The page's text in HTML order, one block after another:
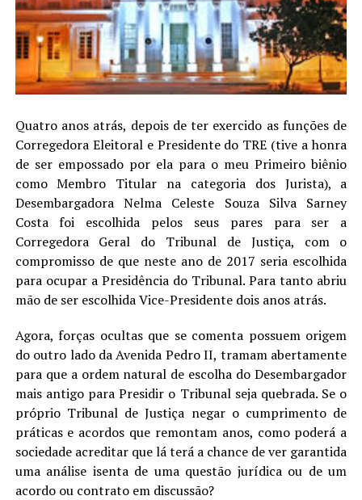
Quatro anos atrás, depois de ter exercido as funções de
Corregedora Eleitoral e Presidente do TRE (tive a honra
de ser empossado por ela para o meu Primeiro biênio
como Membro Titular na categoria dos Jurista), a
Desembargadora Nelma Celeste Souza Silva Sarney
Costa foi escolhida pelos seus pares para ser a
Corregedora Geral do Tribunal de Justiça, com o
compromisso de que neste ano de 2017 seria escolhida
para ocupar a Presidência do Tribunal. Para tanto abriu
mão de ser escolhida Vice-Presidente dois anos atrás.
Agora, forças ocultas que se comenta possuem origem
do outro lado da Avenida Pedro II, tramam abertamente
para que a ordem natural de escolha do Desembargador
mais antigo para Presidir o Tribunal seja quebrada. Se o
próprio Tribunal de Justiça negar o cumprimento de
práticas e acordos que remontam anos, como poderá a
sociedade acreditar que lá terá a chance de ver garantida
uma análise isenta de uma questão jurídica ou de um
acordo ou contrato em discussão?